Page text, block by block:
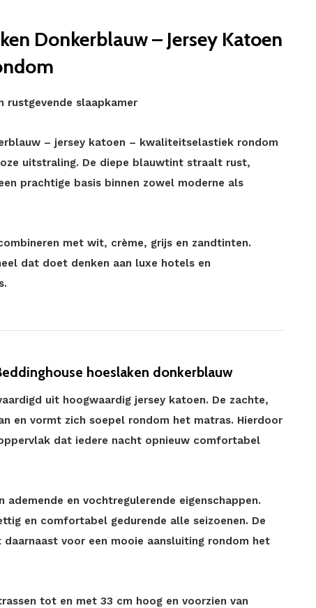
Donkerblauw – Jersey Katoen
rustgevende slaapkamer
– jersey katoen – kwaliteitselastiek rondom
uitstraling. De diepe blauwtint straalt rust,
prachtige basis binnen zowel moderne als
met wit, crème, grijs en zandtinten.
dat doet denken aan luxe hotels en
hoeslaken donkerblauw
uit hoogwaardig jersey katoen. De zachte,
en vormt zich soepel rondom het matras. Hierdoor
dat iedere nacht opnieuw comfortabel
en vochtregulerende eigenschappen.
en comfortabel gedurende alle seizoenen. De
voor een mooie aansluiting rondom het
tot en met 33 cm hoog en voorzien van